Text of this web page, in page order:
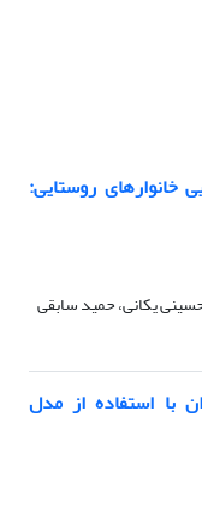
خانوارهای روستایی:
یکانی، حمید سابقی
با استفاده از مدل